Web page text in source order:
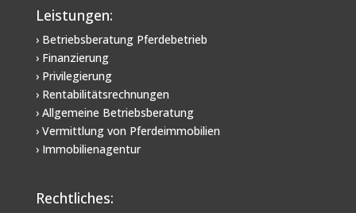
Leistungen:
› Betriebsberatung Pferdebetrieb
› Finanzierung
› Privilegierung
› Rentabilitätsrechnungen
› Allgemeine Betriebsberatung
› Vermittlung von Pferdeimmobilien
› Immobilienagentur
Rechtliches: